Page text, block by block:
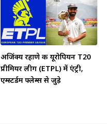
अजिंक्य रहाणे की यूरोपियन T20
प्रीमियर लीग (ETPL) में एंट्री,
एम्स्टर्डम फ्लेम्स से जुड़े